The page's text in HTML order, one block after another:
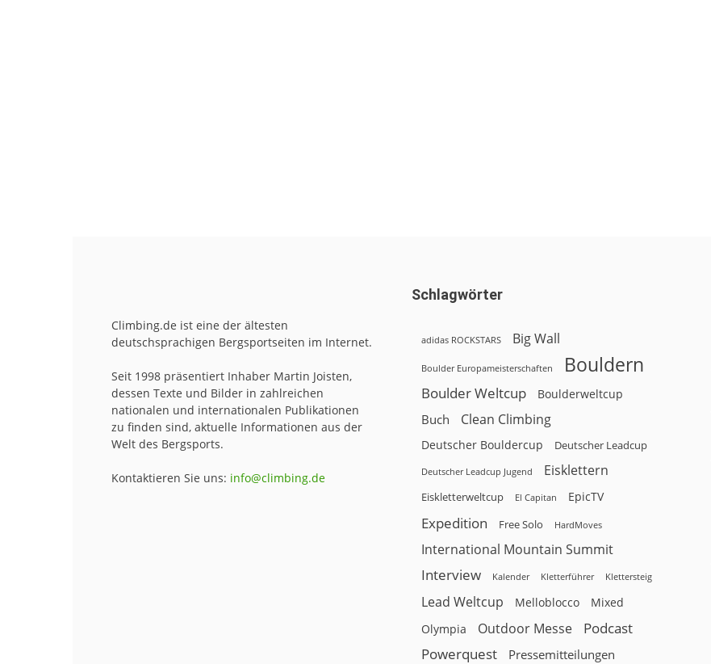
Climbing.de ist eine der ältesten
deutschsprachigen Bergsportseiten im Internet.
Seit 1998 präsentiert Inhaber Martin Joisten,
dessen Texte und Bilder in zahlreichen
nationalen und internationalen Publikationen
zu finden sind, aktuelle Informationen aus der
Welt des Bergsports.
Kontaktieren Sie uns: info@climbing.de
Schlagwörter
adidas ROCKSTARS Big Wall
Boulder Europameisterschaften Bouldern
Boulder Weltcup Boulderweltcup
Buch Clean Climbing
Deutscher Bouldercup Deutscher Leadcup
Deutscher Leadcup Jugend Eisklettern
Eiskletterweltcup El Capitan EpicTV
Expedition Free Solo HardMoves
International Mountain Summit
Interview Kalender Kletterführer Klettersteig
Lead Weltcup Melloblocco Mixed
Olympia Outdoor Messe
Podcast
Powerquest
Pressemitteilungen